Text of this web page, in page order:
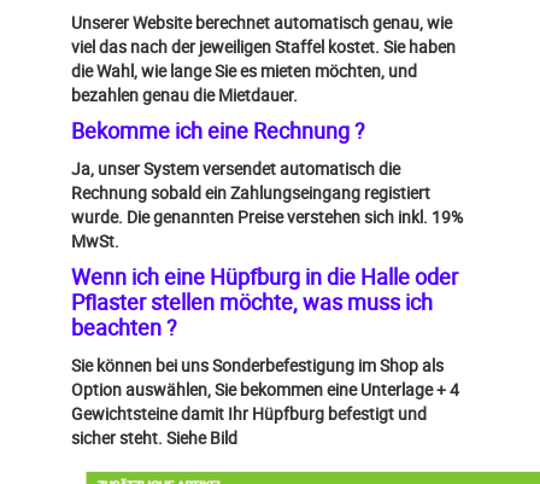
Unserer Website berechnet automatisch genau, wie
viel das nach der jeweiligen Staffel kostet. Sie haben
die Wahl, wie lange Sie es mieten möchten, und
bezahlen genau die Mietdauer.
Bekomme ich eine Rechnung ?
Ja, unser System versendet automatisch die
Rechnung sobald ein Zahlungseingang registiert
wurde. Die genannten Preise verstehen sich inkl. 19%
MwSt.
Wenn ich eine Hüpfburg in die Halle oder
Pflaster stellen möchte, was muss ich
beachten ?
Sie können bei uns Sonderbefestigung im Shop als
Option auswählen, Sie bekommen eine Unterlage + 4
Gewichtsteine damit Ihr Hüpfburg befestigt und
sicher steht. Siehe Bild